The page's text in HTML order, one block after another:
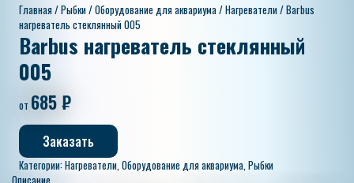
Главная /Рыбки/Оборудование для аквариума/Нагреватели / Barbus
нагреватель стеклянный 005
Barbus нагреватель стеклянный
005
от 685₽
Заказать
Категории:Нагреватели Оборудование для аквариума Рыбки
Описание